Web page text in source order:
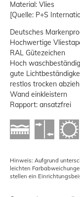
Material: Vlies
[Quelle: P+S
Deutsches
Hochwertige
RAL Gütezeichen
Hoch waschbeständig
gute
restlos trocken
Wand einkleistern
Rapport: ansatzfrei
Hinweis: Aufgrund
leichten
stellen ein